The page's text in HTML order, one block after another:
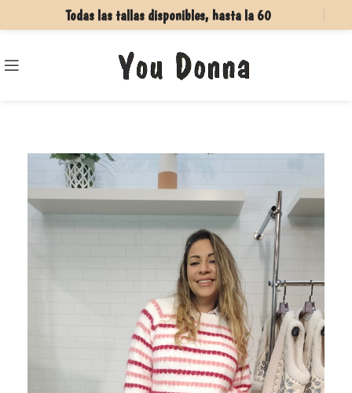
Todas las tallas disponibles, hasta la 60